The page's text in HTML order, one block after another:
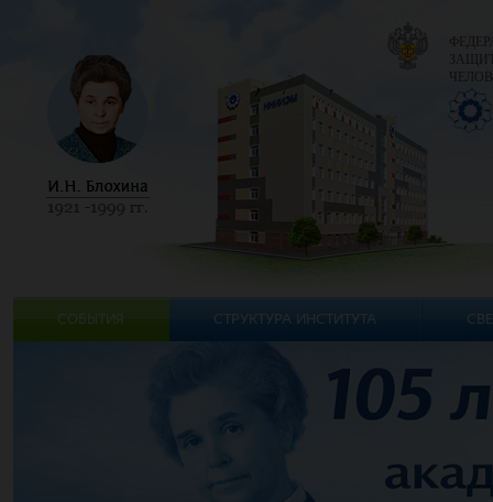
СОБЫТИЯ СТРУКТУРА ИНСТИТУТА